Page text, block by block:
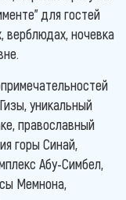
для гостей
верблюдах, ночевка
уникальный
православный
горы Синай,
Абу-Симбел,
Мемнона,